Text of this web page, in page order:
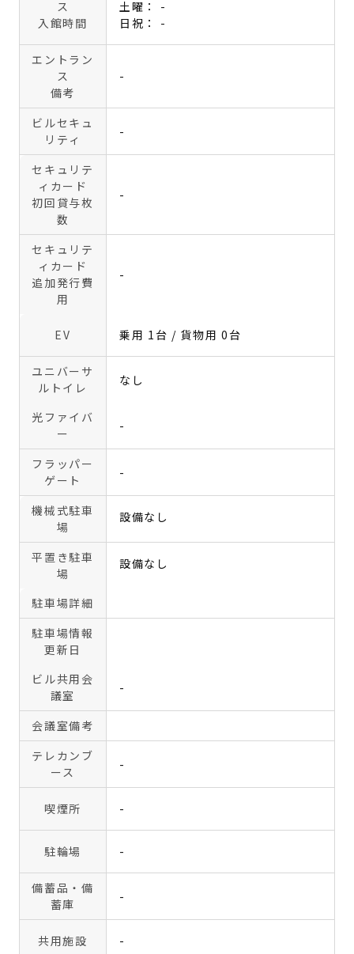
ス
入館時間
土曜： -
日祝： -
エントラン
ス
備考
-
ビルセキュ
リティ
-
セキュリテ
ィカード
初回貸与枚
数
-
セキュリテ
ィカード
追加発行費
用
-
EV 乗用 1台 / 貨物用 0台
ユニバーサ
ルトイレ
なし
光ファイバ
ー
-
フラッパー
ゲート
-
機械式駐車
場
設備なし
平置き駐車
場
設備なし
駐車場詳細
駐車場情報
更新日
ビル共用会
議室
-
会議室備考
テレカンブ
ース
-
喫煙所 -
駐輪場 -
備蓄品・備
蓄庫
-
共用施設 -